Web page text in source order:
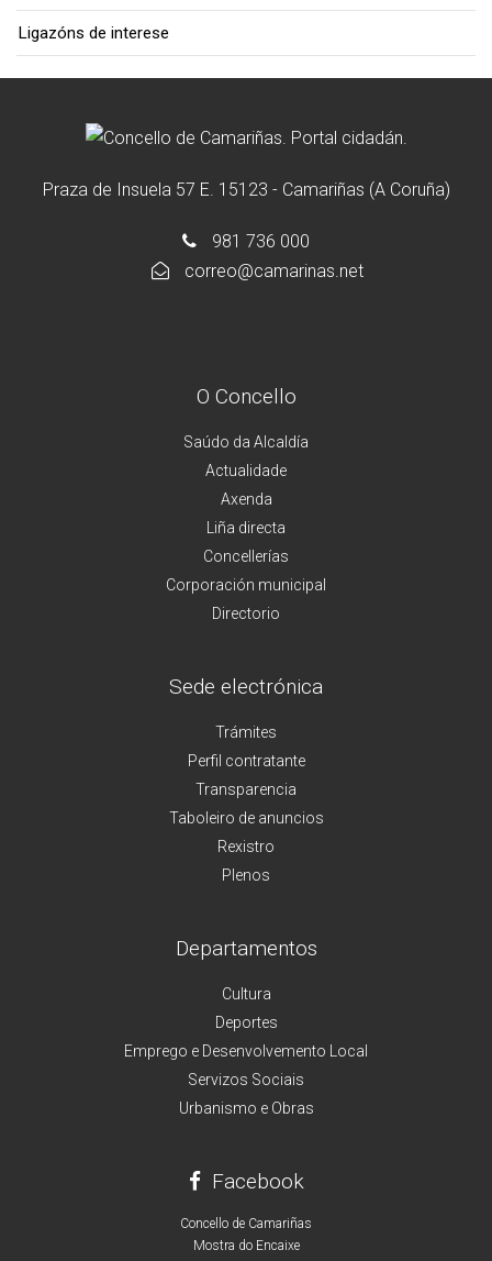
Ligazóns de interese
Praza de Insuela 57 E. 15123 - Camariñas (A Coruña)
981 736 000
correo@camarinas.net
O Concello
Saúdo da Alcaldía
Actualidade
Axenda
Liña directa
Concellerías
Corporación municipal
Directorio
Sede electrónica
Trámites
Perfil contratante
Transparencia
Taboleiro de anuncios
Rexistro
Plenos
Departamentos
Cultura
Deportes
Emprego e Desenvolvemento Local
Servizos Sociais
Urbanismo e Obras
Facebook
Concello de Camariñas
Mostra do Encaixe